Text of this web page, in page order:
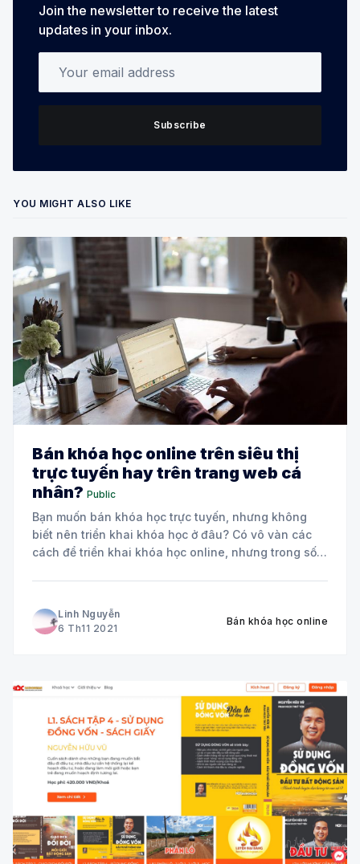
Join the newsletter to receive the latest
updates in your inbox.
Subscribe
YOU MIGHT ALSO LIKE
Bán khóa học online trên siêu thị
trực tuyến hay trên trang web cá
nhân? Public
Bạn muốn bán khóa học trực tuyến, nhưng không
biết nên triển khai khóa học ở đâu? Có vô vàn các
cách để triển khai khóa học online, nhưng trong số
Linh Nguyễn
6 Th11 2021
Bán khóa học online